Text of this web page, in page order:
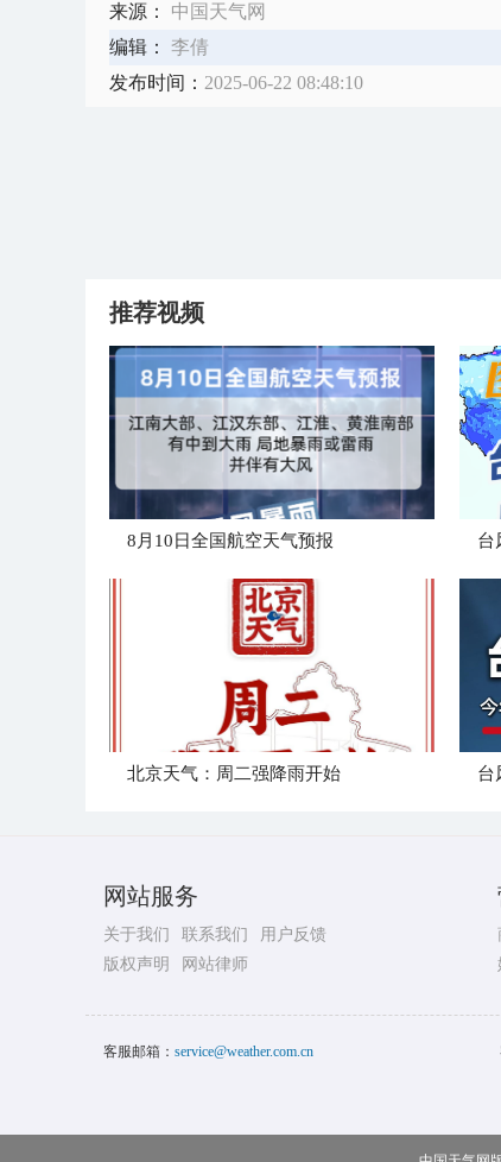
来源：
中国天气网
编辑：
李倩
发布时间： 2025-06-22 08:48:10
推荐视频
8月10日全国航空天气预报 台
北京天气：周二强降雨开始 台
网站服务
关于我们 联系我们
用户反馈
版权声明
网站律师
客服邮箱： service@weather.com.cn